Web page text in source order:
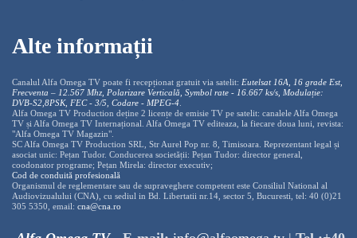
Alte informații
Canalul Alfa Omega TV poate fi recepționat gratuit via satelit: Eutelsat 16A, 16 grade Est,
Frecventa – 12.567 Mhz, Polarizare Verticală, Symbol rate - 16.667 ks/s, Modulație:
DVB-S2,8PSK, FEC - 3/5, Codare - MPEG-4
Alfa Omega TV Production deține 2 licențe de emisie TV pe satelit: canalele Alfa Omega
TV și Alfa Omega TV Internațional. Alfa Omega TV editeaza, la fiecare doua luni, revista:
"Alfa Omega TV Magazin".
SC Alfa Omega TV Production SRL, Str Aurel Pop nr. 8, Timisoara. Reprezentant legal și
asociat unic: Pețan Tudor. Conducerea societății: Pețan Tudor: director general,
coodonator programe; Pețan Mirela: director executiv;
Cod de conduită profesională
Organismul de reglementare sau de supraveghere competent este Consiliul National al
Audiovizualului (CNA), cu sediul in Bd. Libertatii nr.14, sector 5, Bucuresti, tel: 40 (0)21
305 5350, email: cna@cna.ro